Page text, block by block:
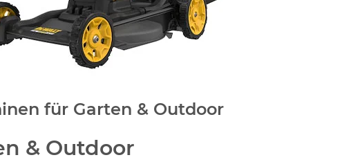
für Garten & Outdoor
& Outdoor